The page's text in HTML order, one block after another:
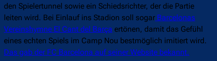
den Spielertunnel sowie ein Schiedsrichter, der die Partie
leiten wird. Bei Einlauf ins Stadion soll sogar Barcelonas
Vereinshymne El Cant del Barça ertönen, damit das Gefühl
eines echten Spiels im Camp Nou bestmöglich imitiert wird.
Das gab der FC Barcelona auf seiner Website bekannt.